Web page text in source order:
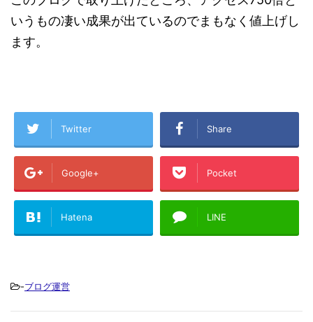
いうもの凄い成果が出ているのでまもなく値上げし
ます。
Twitter Share
Google+ Pocket
Hatena LINE
-ブログ運営